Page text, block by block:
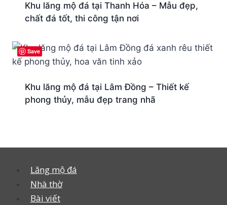
Khu lăng mộ đá tại Thanh Hóa – Mẫu đẹp,
chất đá tốt, thi công tận nơi
Save
Khu lăng mộ đá tại Lâm Đồng – Thiết kế
phong thủy, mẫu đẹp trang nhã
Lăng mộ đá
Nhà thờ
Bài viết